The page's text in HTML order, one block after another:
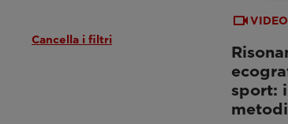
Cancella i filtri
VIDEO
sport: